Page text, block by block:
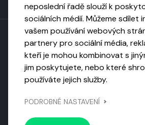
Toto dílo podléhá licenci CC
Uveďte původ, neužívejte komerčně,
Národní knihovnou
neposlední řadě slouží k
sociálních médií. Můžeme sdílet
vašem používání webových
partnery pro sociální média,
kteří je mohou kombinovat s
jim poskytujete, nebo které
používáte jejich služby.
PODROBNÉ NASTAVENÍ